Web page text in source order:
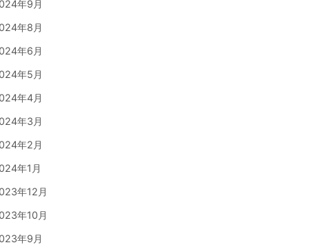
年9月
年8月
年6月
年5月
年4月
年3月
年2月
年1月
年12月
年10月
年9月